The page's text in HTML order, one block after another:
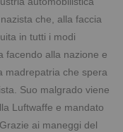
che, alla faccia
in tutti i modi
facendo alla nazione e
madrepatria che spera
Suo malgrado viene
Luftwaffe e mandato
ai maneggi del